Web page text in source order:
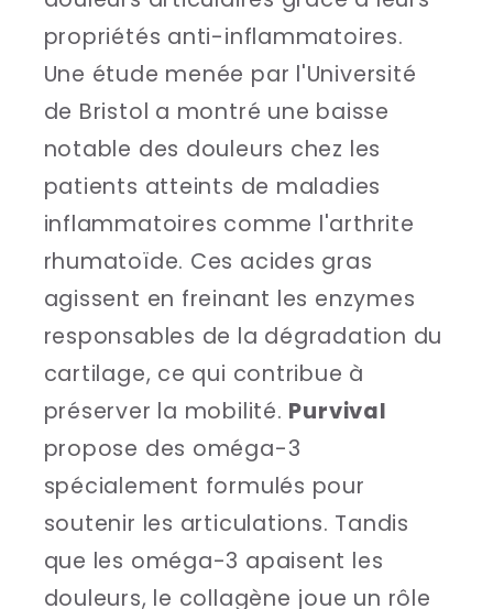
propriétés anti-inflammatoires.
Une étude menée par l'Université
de Bristol a montré une baisse
notable des douleurs chez les
patients atteints de maladies
inflammatoires comme l'arthrite
rhumatoïde. Ces acides gras
agissent en freinant les enzymes
responsables de la dégradation du
cartilage, ce qui contribue à
préserver la mobilité. Purvival
propose des oméga-3
spécialement formulés pour
soutenir les articulations. Tandis
que les oméga-3 apaisent les
douleurs, le collagène joue un rôle